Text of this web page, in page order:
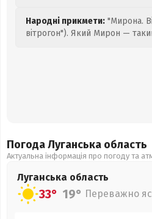
Народні прикмети: "Мирона.
вітрогон"). Який Мирон —
Погода Луганська область
Актуальна інформація про погоду та
Луганська область
33° 19° Переважно